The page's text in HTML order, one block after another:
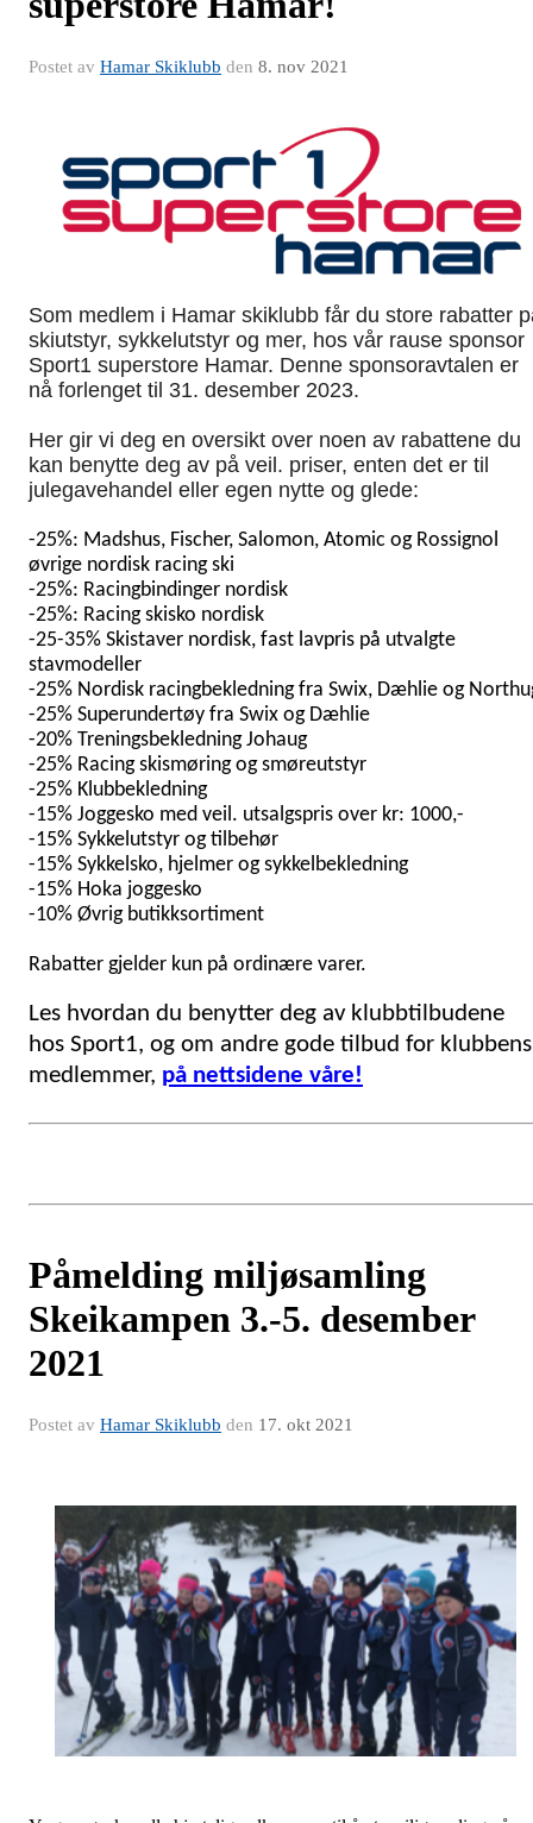
Postet av Hamar Skiklubb den 8. nov 2021
Som medlem i Hamar skiklubb får du store rabatter
skiutstyr, sykkelutstyr og mer, hos vår rause sponsor
Sport1 superstore Hamar. Denne sponsoravtalen er
nå forlenget til 31. desember 2023.
Her gir vi deg en oversikt over noen av rabattene du
kan benytte deg av på veil. priser, enten det er til
julegavehandel eller egen nytte og glede:
-25%: Madshus, Fischer, Salomon, Atomic og Rossignol
øvrige nordisk racing ski
-25%: Racingbindinger nordisk
-25%: Racing skisko nordisk
-25-35% Skistaver nordisk, fast lavpris på utvalgte
stavmodeller
-25% Nordisk racingbekledning fra Swix, Dæhlie og
-25% Superundertøy fra Swix og Dæhlie
-20% Treningsbekledning Johaug
-25% Racing skismøring og smøreutstyr
-25% Klubbekledning
-15% Joggesko med veil. utsalgspris over kr: 1000,-
-15% Sykkelutstyr og tilbehør
-15% Sykkelsko, hjelmer og sykkelbekledning
-15% Hoka joggesko
-10% Øvrig butikksortiment
Rabatter gjelder kun på ordinære varer.
Les hvordan du benytter deg av klubbtilbudene
hos Sport1, og om andre gode tilbud for klubbens
medlemmer, på nettsidene våre!
Påmelding miljøsamling
Skeikampen 3.-5. desember
2021
Postet av Hamar Skiklubb den 17. okt 2021